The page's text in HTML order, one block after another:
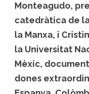
Monteagudo,
catedràtica de
la Manxa, i
la Universitat
Mèxic,
dones